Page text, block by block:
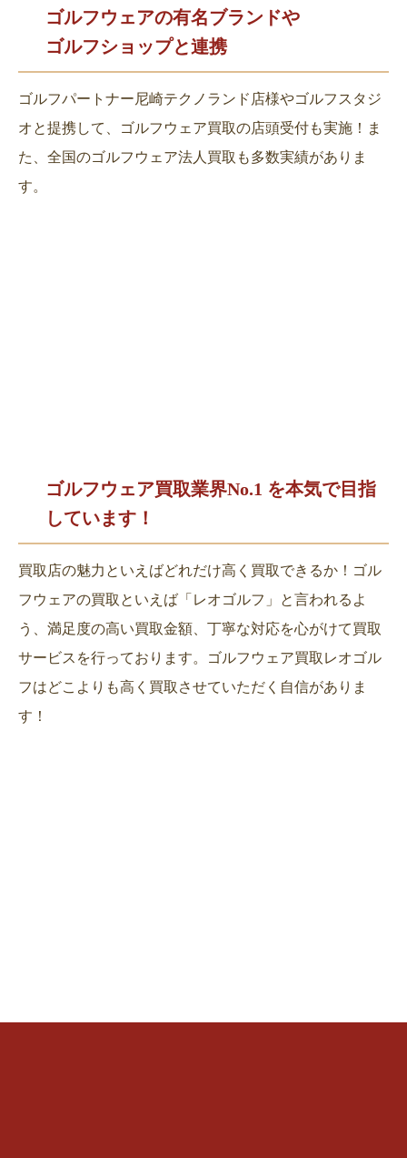
ゴルフウェアの有名ブランドや
ゴルフショップと連携
ゴルフパートナー尼崎テクノランド店様やゴルフスタジ
オと提携して、ゴルフウェア買取の店頭受付も実施！ま
た、全国のゴルフウェア法人買取も多数実績がありま
す。
ゴルフウェア買取業界No.1 を本気で目指
しています！
買取店の魅力といえばどれだけ高く買取できるか！ゴル
フウェアの買取といえば「レオゴルフ」と言われるよ
う、満足度の高い買取金額、丁寧な対応を心がけて買取
サービスを行っております。ゴルフウェア買取レオゴル
フはどこよりも高く買取させていただく自信がありま
す！